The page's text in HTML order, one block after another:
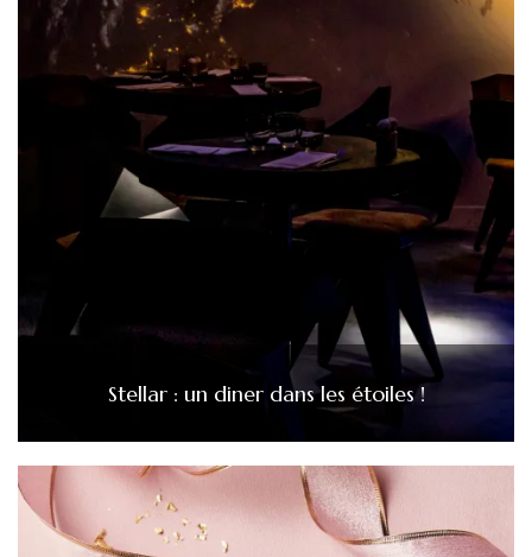
Stellar : un diner dans les étoiles !